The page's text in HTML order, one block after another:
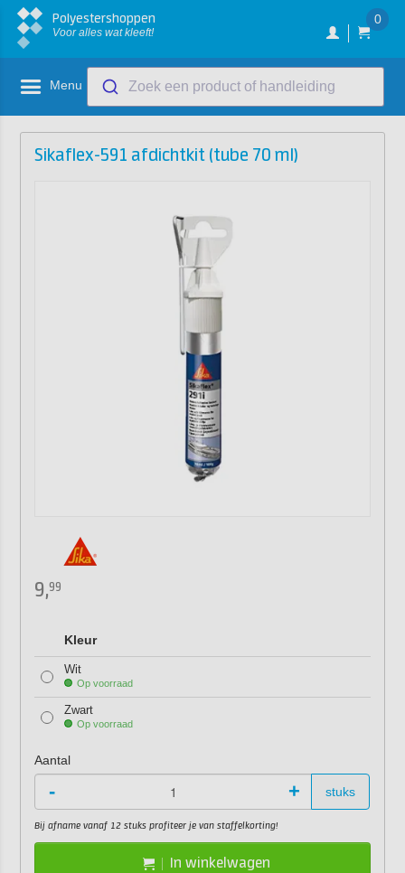
Polyestershoppen
Voor alles wat kleeft!
0
Menu Zoek een product of handleiding
Sikaflex-591 afdichtkit (tube 70 ml)
9,99
Kleur
Wit
Op voorraad
Zwart
Op voorraad
Aantal
- + stuks
Bij afname vanaf 12 stuks profiteer je van staffelkorting!
In winkelwagen